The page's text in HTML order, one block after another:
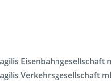
agilis Eisenbahngesellschaft
agilis Verkehrsgesellschaft